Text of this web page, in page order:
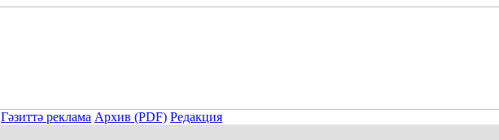
Гәзиттә реклама Архив (PDF) Редакция